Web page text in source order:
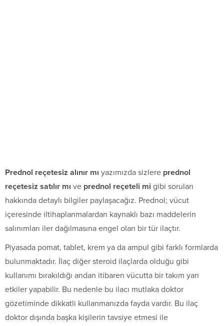
Prednol reçetesiz alınır mı yazımızda sizlere prednol
reçetesiz satılır mı ve prednol reçeteli mi gibi soruları
hakkında detaylı bilgiler paylaşacağız. Prednol; vücut
içeresinde iltihaplanmalardan kaynaklı bazı maddelerin
salınımları iler dağılmasına engel olan bir tür ilaçtır.
Piyasada pomat, tablet, krem ya da ampul gibi farklı formlarda
bulunmaktadır. İlaç diğer steroid ilaçlarda olduğu gibi
kullanımı bırakıldığı andan itibaren vücutta bir takım yan
etkiler yapabilir. Bu nedenle bu ilacı mutlaka doktor
gözetiminde dikkatli kullanmanızda fayda vardır. Bu ilaç
doktor dışında başka kişilerin tavsiye etmesi ile